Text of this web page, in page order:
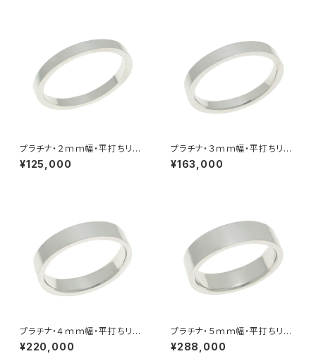
プラチナ・２ｍｍ幅・平打ちリン
グ
¥125,000
プラチナ・３ｍｍ幅・平打ちリン
グ
¥163,000
プラチナ・４ｍｍ幅・平打ちリン
グ
¥220,000
プラチナ・５ｍｍ幅・平打ちリン
グ
¥288,000